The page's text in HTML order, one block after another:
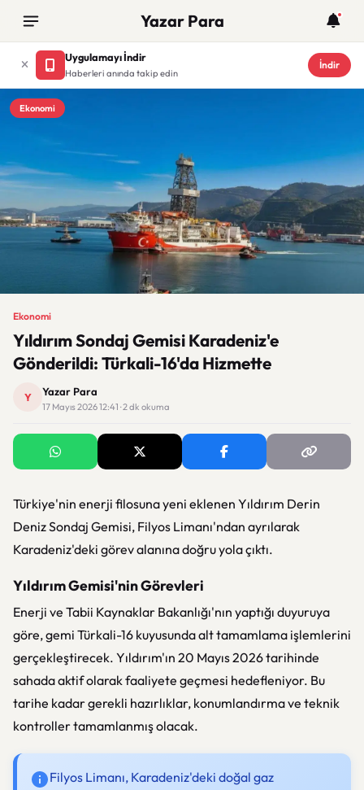
Yazar Para
Uygulamayı İndir
Haberleri anında takip edin
İndir
Ekonomi
Ekonomi
Yıldırım Sondaj Gemisi Karadeniz'e
Gönderildi: Türkali-16'da Hizmette
Y Yazar Para
17 Mayıs 2026 12:41 · 2 dk okuma
Türkiye'nin enerji filosuna yeni eklenen Yıldırım Derin
Deniz Sondaj Gemisi, Filyos Limanı'ndan ayrılarak
Karadeniz'deki görev alanına doğru yola çıktı.
Yıldırım Gemisi'nin Görevleri
Enerji ve Tabii Kaynaklar Bakanlığı'nın yaptığı duyuruya
göre, gemi Türkali-16 kuyusunda alt tamamlama işlemlerini
gerçekleştirecek. Yıldırım'ın 20 Mayıs 2026 tarihinde
sahada aktif olarak faaliyete geçmesi hedefleniyor. Bu
tarihe kadar gerekli hazırlıklar, konumlandırma ve teknik
kontroller tamamlanmış olacak.
Filyos Limanı, Karadeniz'deki doğal gaz